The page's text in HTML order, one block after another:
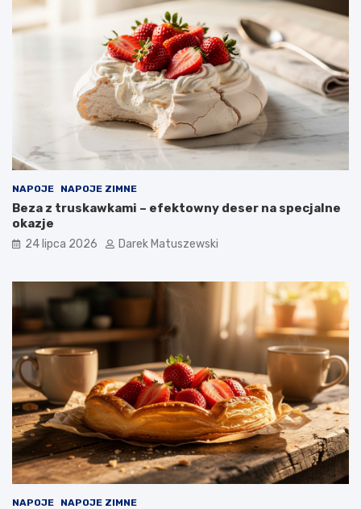
NAPOJE NAPOJE ZIMNE
Beza z truskawkami – efektowny deser na specjalne
okazje
24 lipca 2026 Darek Matuszewski
NAPOJE NAPOJE ZIMNE